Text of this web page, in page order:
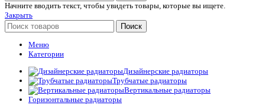
Начните вводить текст, чтобы увидеть товары, которые вы ищете.
Закрыть
Поиск
Меню
Категории
Дизайнерские радиаторы
Трубчатые радиаторы
Вертикальные радиаторы
Горизонтальные радиаторы